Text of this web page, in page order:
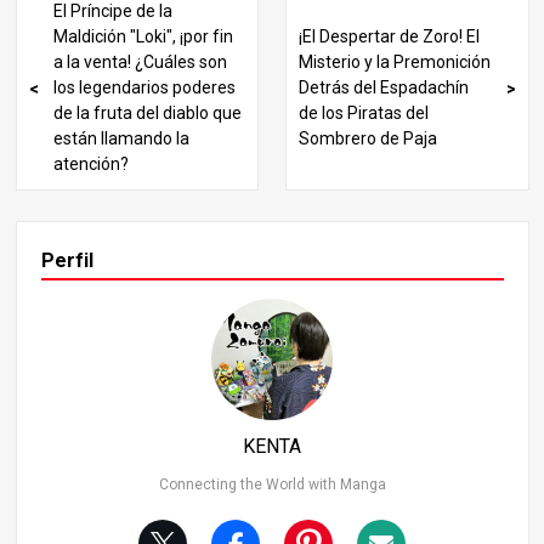
Introducción: El atractivo de los personajes de la Tripulaci
ón Pirata nº 2 One Piece cuenta con una gran variedad d
e personajes poderosos, pero los miembros número 2 d
e las tripulaciones piratas ocupan un lugar especial. Esto
s personajes poseen una fuerza equiparable a la de figu
ras como los Cuatro Emperadores y los Siete Señores d
ulaciones piratas y profundizaré en sus habilidades y log
ros en combate. ¿Quién ocupará el puesto número 1? ¡A
verigüémoslo! 2. 11º Puesto: Killer (Kid Pirates) Killer es u
n luchador de los Kid Pirates y un importante compañero
de Eustass Kid. Equipado con armas giratorias en forma
de guadaña en ambos brazos, Killer abruma a sus enemi
gos con rápidos tajos y ágiles movimientos.
El Príncipe de la
Maldición "Loki", ¡por fin
a la venta! ¿Cuáles son
los legendarios poderes
de la fruta del diablo que
están llamando la
atención?
¡El Despertar de Zoro! El
Misterio y la Premonición
Detrás del Espadachín
de los Piratas del
Sombrero de Paja
Perfil
KENTA
Connecting the World with Manga